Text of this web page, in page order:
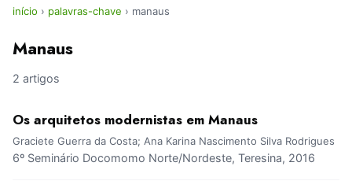
início › palavras-chave › manaus
Manaus
2 artigos
Os arquitetos modernistas em Manaus
Graciete Guerra da Costa; Ana Karina Nascimento Silva Rodrigues
6º Seminário Docomomo Norte/Nordeste, Teresina, 2016